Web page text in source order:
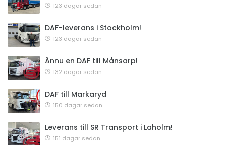
123 dagar sedan
DAF-leverans i Stockholm!
123 dagar sedan
Ännu en DAF till Månsarp!
132 dagar sedan
DAF till Markaryd
150 dagar sedan
Leverans till SR Transport i Laholm!
151 dagar sedan